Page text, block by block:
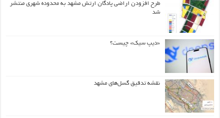
طرح افزودن اراضی پادگان ارتش مشهد به محدوده شهری منتشر
شد
«دیپ سیک» چیست؟
نقشه تدقیق گسل‌های مشهد